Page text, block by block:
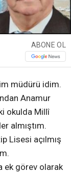
ABONE OL
müdürü idim.
Anamur
okulda Millî
almıştım.
Lisesi açılmış
ek görev olarak